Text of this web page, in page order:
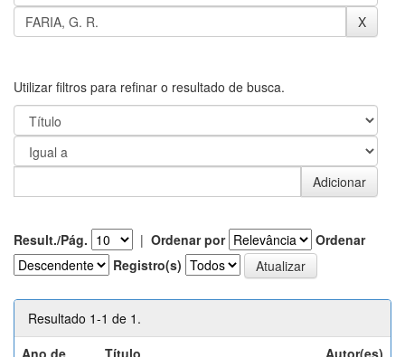
Utilizar filtros para refinar o resultado de busca.
Result./Pág. | Ordenar por
Ordenar
Registro(s)
Resultado 1-1 de 1.
Ano de
Título Autor(es)